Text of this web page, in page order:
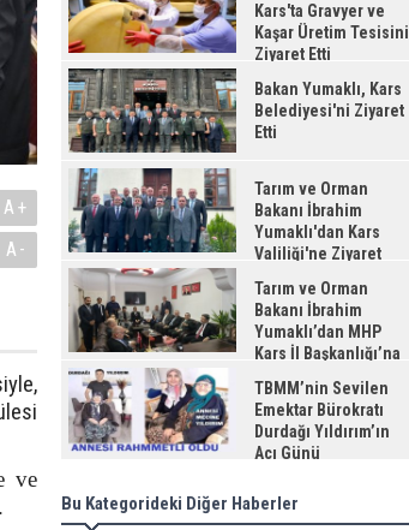
A+
A-
ve
Kars'ta Gravyer ve
Kaşar Üretim Tesisini
Ziyaret Etti
Bakan Yumaklı, Kars
Belediyesi'ni Ziyaret
Etti
Tarım ve Orman
Bakanı İbrahim
Yumaklı'dan Kars
Valiliği'ne Ziyaret
Tarım ve Orman
Bakanı İbrahim
Yumaklı’dan MHP
Kars İl Başkanlığı’na
Ziyaret
TBMM’nin Sevilen
Emektar Bürokratı
Durdağı Yıldırım’ın
Acı Günü
Bu Kategorideki Diğer Haberler